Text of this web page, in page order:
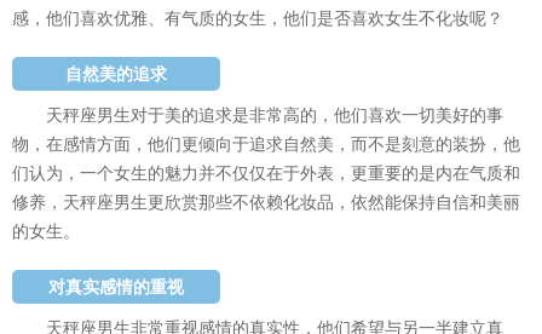
感，他们喜欢优雅、有气质的女生，他们是否喜欢女生不化妆呢？
自然美的追求
天秤座男生对于美的追求是非常高的，他们喜欢一切美好的事
物，在感情方面，他们更倾向于追求自然美，而不是刻意的装扮，他
们认为，一个女生的魅力并不仅仅在于外表，更重要的是内在气质和
修养，天秤座男生更欣赏那些不依赖化妆品，依然能保持自信和美丽
的女生。
对真实感情的重视
天秤座男生非常重视感情的真实性，他们希望与另一半建立真